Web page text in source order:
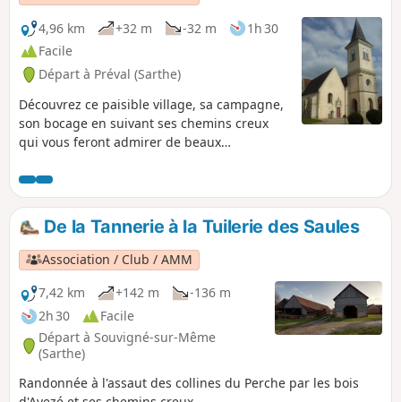
4,96 km
+32 m -32 m
1h 30
Facile
Départ à Préval (Sarthe)
Découvrez ce paisible village, sa campagne,
son bocage en suivant ses chemins creux
qui vous feront admirer de beaux
collines du Perche.
De la Tannerie à la Tuilerie des Saules
Association / Club / AMM
7,42 km
+142 m
-136 m
2h 30
Facile
Départ à Souvigné-sur-Même
(Sarthe)
Randonnée à l'assaut des collines du Perche par les bois